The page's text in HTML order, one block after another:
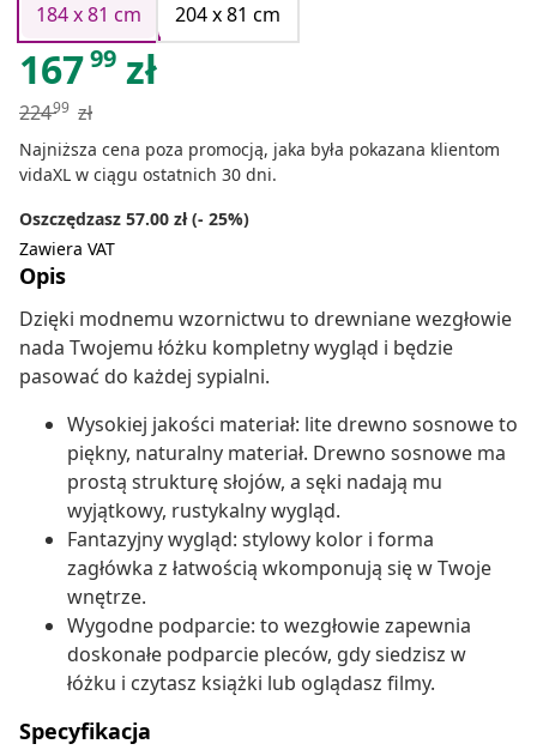
184 x 81 cm
204 x 81 cm
16799 zł
22499 zł
Najniższa cena poza promocją, jaka była pokazana klientom
vidaXL w ciągu ostatnich 30 dni.
Oszczędzasz 57.00 zł (- 25%)
Zawiera VAT
Opis
Dzięki modnemu wzornictwu to drewniane wezgłowie
nada Twojemu łóżku kompletny wygląd i będzie
pasować do każdej sypialni.
Wysokiej jakości materiał: lite drewno sosnowe to
piękny, naturalny materiał. Drewno sosnowe ma
prostą strukturę słojów, a sęki nadają mu
wyjątkowy, rustykalny wygląd.
Fantazyjny wygląd: stylowy kolor i forma
zagłówka z łatwością wkomponują się w Twoje
wnętrze.
Wygodne podparcie: to wezgłowie zapewnia
doskonałe podparcie pleców, gdy siedzisz w
łóżku i czytasz książki lub oglądasz filmy.
Specyfikacja